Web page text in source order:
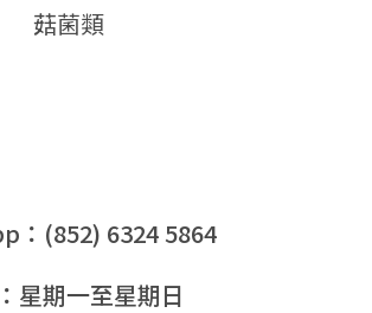
菇菌類
：(852) 6324 5864
星期一至星期日